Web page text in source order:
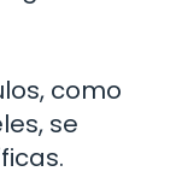
como
se